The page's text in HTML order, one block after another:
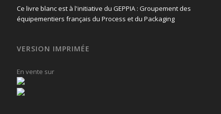
Ce livre blanc est à l'initiative du GEPPIA : Groupement des
équipementiers français du Process et du Packaging
VERSION IMPRIMÉE
En vente sur